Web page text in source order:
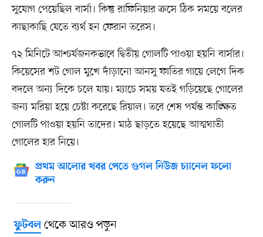
সুযোগ পেয়েছিল বার্সা। কিন্তু রাফিনিয়ার ক্রসে ঠিক সময়ে বলের
কাছাকাছি যেতে ব্যর্থ হন ফেরান তরেস।
৭২ মিনিটে আশ্চর্যজনকভাবে দ্বিতীয় গোলটি পাওয়া হয়নি বার্সার।
কিয়েসের শট গোল মুখে দাঁড়ানো আনসু ফাতির গায়ে লেগে দিক
বদলে অন্য দিকে চলে যায়। ম্যাচে সময় যতই গড়িয়েছে গোলের
জন্য মরিয়া হয়ে চেষ্টা করেছে রিয়াল। তবে শেষ পর্যন্ত কাঙ্ক্ষিত
গোলটি পাওয়া হয়নি তাদের। মাঠ ছাড়তে হয়েছে আত্মঘাতী
গোলের হার নিয়ে।
প্রথম আলোর খবর পেতে গুগল নিউজ চ্যানেল ফলো
করুন
ফুটবলথেকে আরও পড়ুন